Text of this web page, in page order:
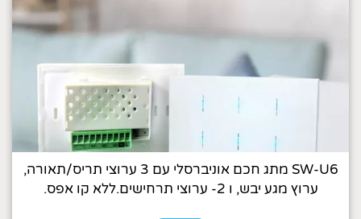
SW-U6 מתג חכם אוניברסלי עם 3 ערוצי תריס/תאורה,
ערוץ מגע יבש, ו 2- ערוצי תרחישים.ללא קו אפס.